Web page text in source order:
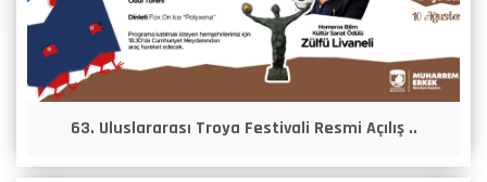
63. Uluslararası Troya Festivali Resmi Açılış ..